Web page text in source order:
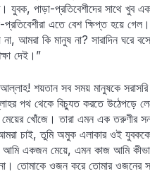
যুবক, পাড়া-প্রতিবেশীদের সাথে খুব
প্রতিবেশীরা এতে বেশ ক্ষিপ্ত হয়ে
আমরা কি মানুষ না? সারাদিন ঘরে
দেই।”
শয়তান সব সময় মানুষকে
পথ থেকে বিচ্যুত করতে উঠেপড়ে
খোঁজে। তারা এমন এক তরুণীর
চাই, তুমি অমুক এলাকার ওই
আমি একজন মেয়ে, এমন কাজ আমি
না। তোমাকে ওজন করে তোমার ওজনের
password?